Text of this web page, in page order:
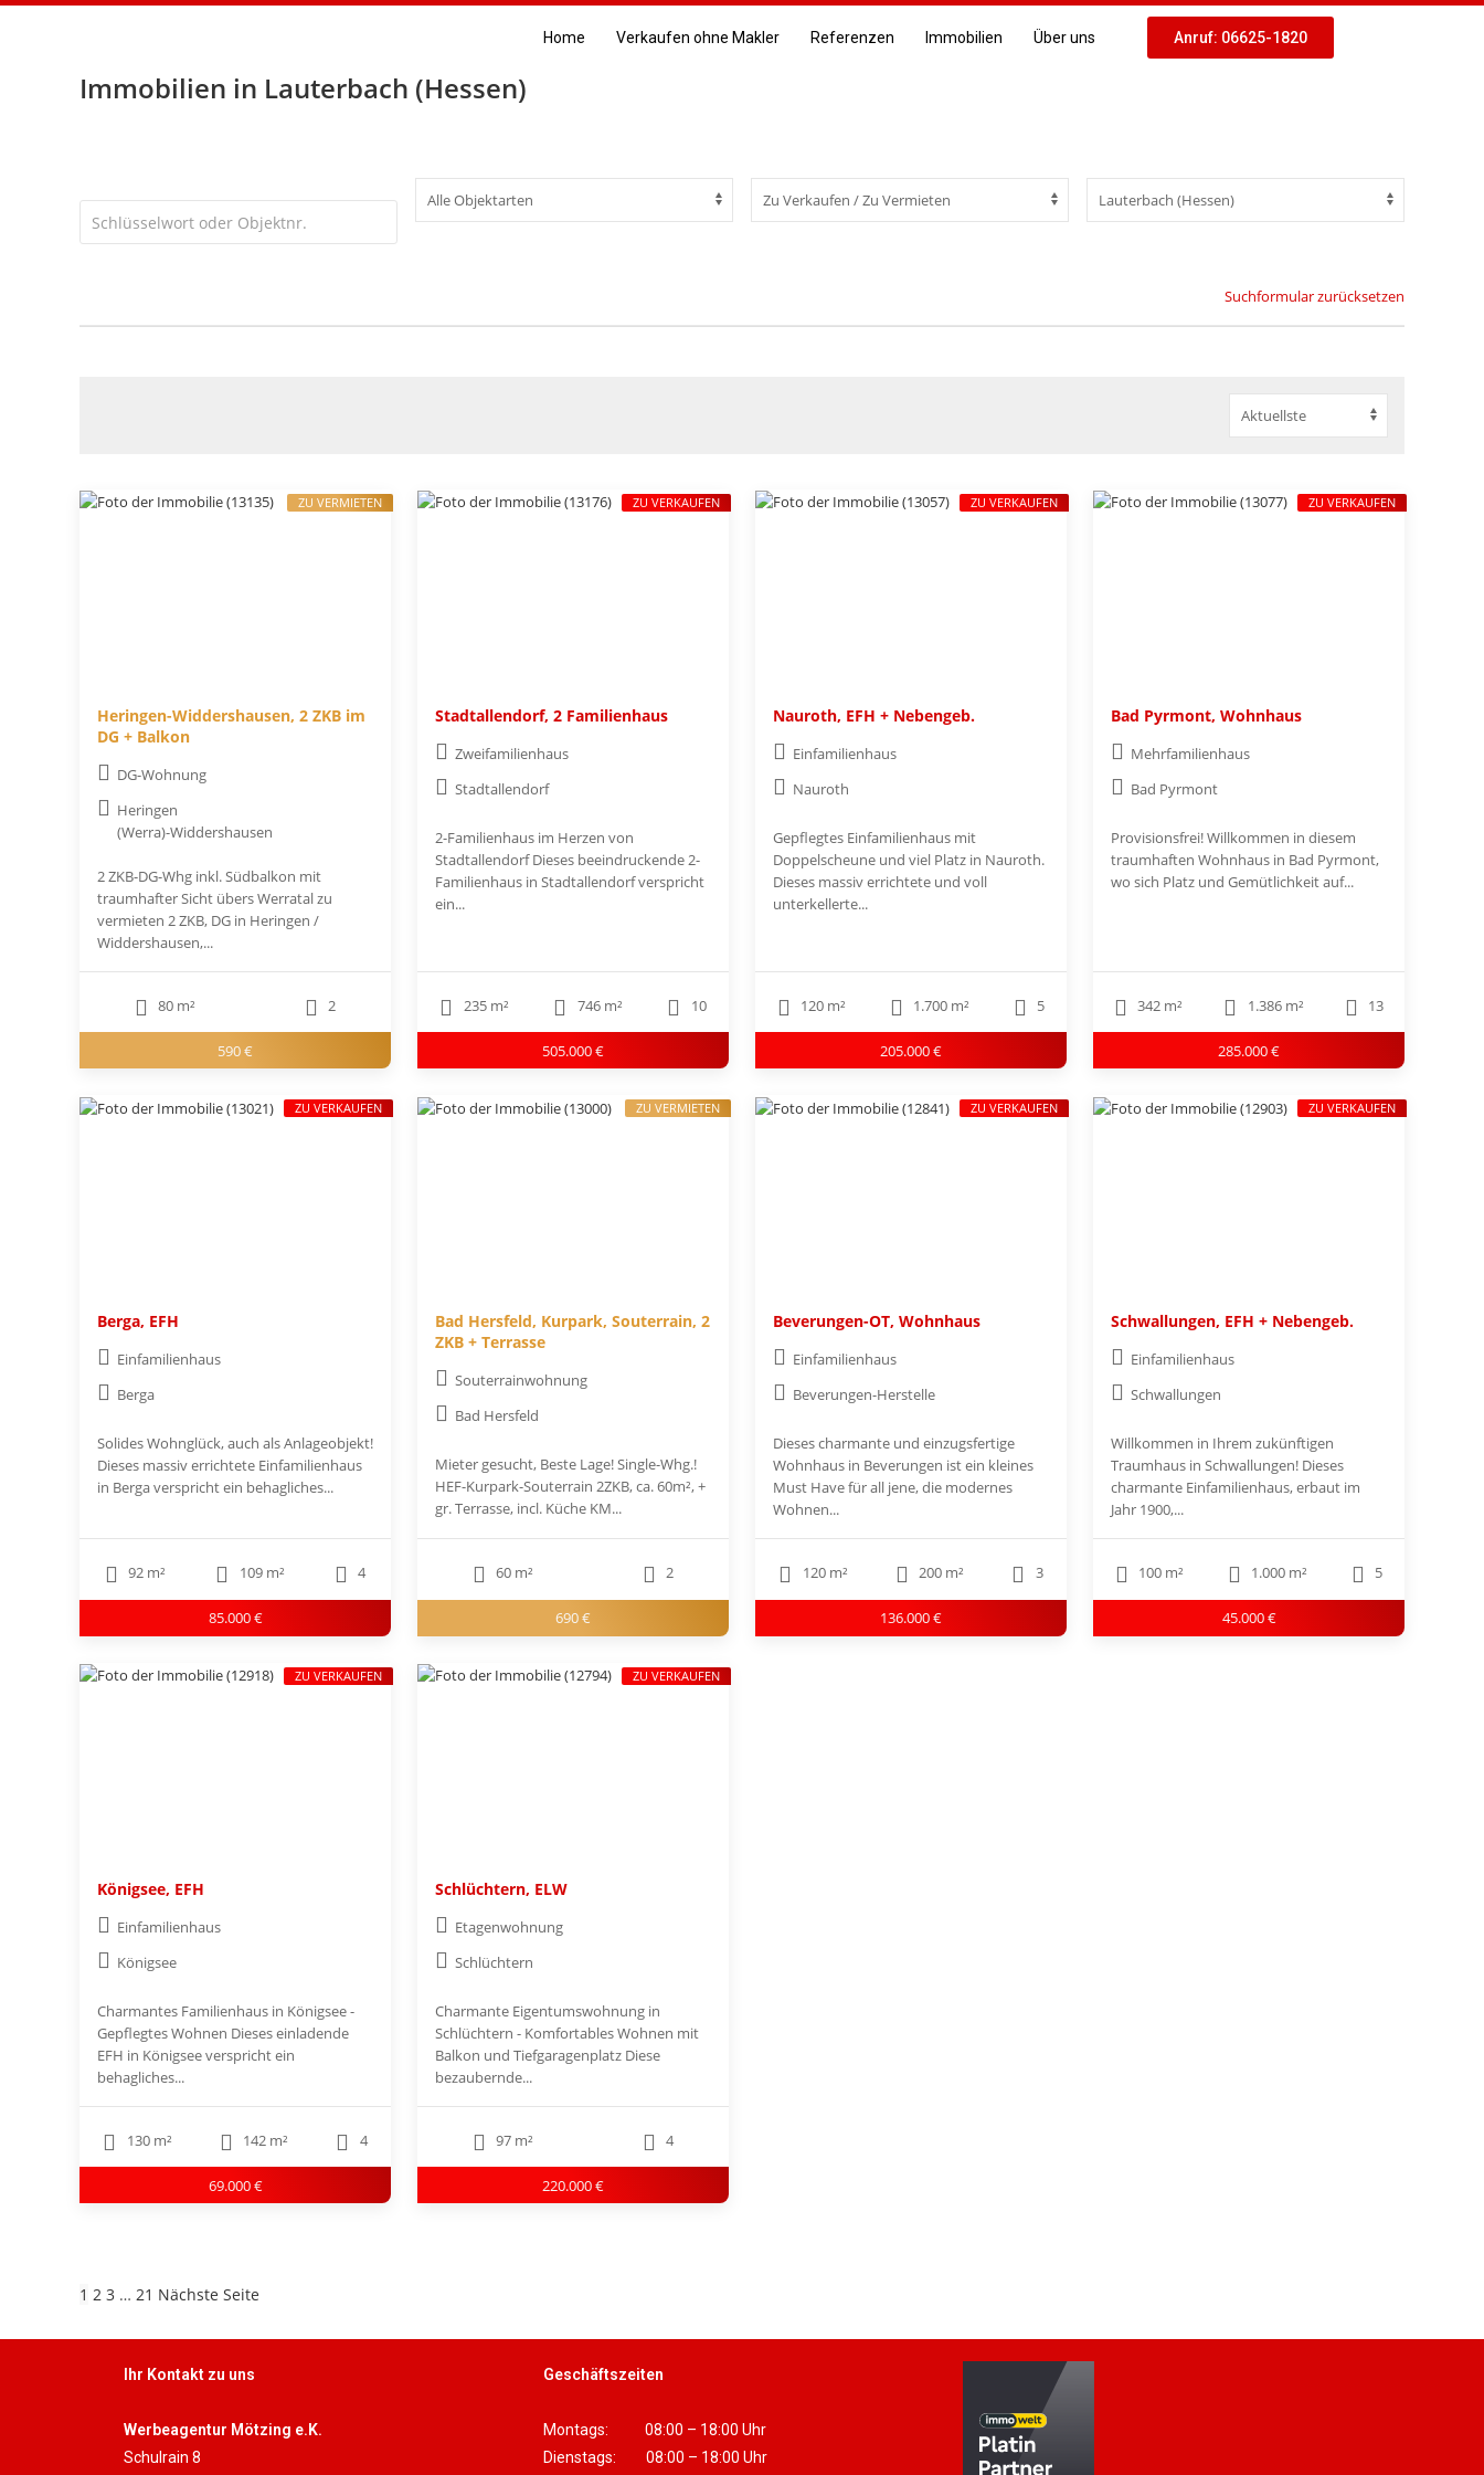
Home Verkaufen ohne Makler Referenzen Immobilien Über uns Anruf: 06625-1820
Immobilien in Lauterbach (Hessen)
Suchformular zurücksetzen
Heringen-Widdershausen, 2 ZKB im
DG + Balkon
DG-Wohnung
Heringen
(Werra)-Widdershausen
2 ZKB-DG-Whg inkl. Südbalkon mit
traumhafter Sicht übers Werratal zu
vermieten 2 ZKB, DG in Heringen /
Widdershausen,...
80 m² 2
590 €
ZU VERMIETEN
Stadtallendorf, 2 Familienhaus
Zweifamilienhaus
Stadtallendorf
2-Familienhaus im Herzen von
Stadtallendorf Dieses beeindruckende 2-
Familienhaus in Stadtallendorf verspricht
ein...
235 m² 746 m² 10
505.000 €
ZU VERKAUFEN
Nauroth, EFH + Nebengeb.
Einfamilienhaus
Nauroth
Gepflegtes Einfamilienhaus mit
Doppelscheune und viel Platz in Nauroth.
Dieses massiv errichtete und voll
unterkellerte...
120 m² 1.700 m² 5
205.000 €
ZU VERKAUFEN
Bad Pyrmont, Wohnhaus
Mehrfamilienhaus
Bad Pyrmont
Provisionsfrei! Willkommen in diesem
traumhaften Wohnhaus in Bad Pyrmont,
wo sich Platz und Gemütlichkeit auf...
342 m² 1.386 m² 13
285.000 €
ZU VERKAUFEN
Berga, EFH
Einfamilienhaus
Berga
Solides Wohnglück, auch als Anlageobjekt!
Dieses massiv errichtete Einfamilienhaus
in Berga verspricht ein behagliches...
92 m² 109 m² 4
85.000 €
ZU VERKAUFEN
Bad Hersfeld, Kurpark, Souterrain, 2
ZKB + Terrasse
Souterrainwohnung
Bad Hersfeld
Mieter gesucht, Beste Lage! Single-Whg.!
HEF-Kurpark-Souterrain 2ZKB, ca. 60m², +
gr. Terrasse, incl. Küche KM...
60 m² 2
690 €
ZU VERMIETEN
Beverungen-OT, Wohnhaus
Einfamilienhaus
Beverungen-Herstelle
Dieses charmante und einzugsfertige
Wohnhaus in Beverungen ist ein kleines
Must Have für all jene, die modernes
Wohnen...
120 m² 200 m² 3
136.000 €
ZU VERKAUFEN
Schwallungen, EFH + Nebengeb.
Einfamilienhaus
Schwallungen
Willkommen in Ihrem zukünftigen
Traumhaus in Schwallungen! Dieses
charmante Einfamilienhaus, erbaut im
Jahr 1900,...
100 m² 1.000 m² 5
45.000 €
ZU VERKAUFEN
Königsee, EFH
Einfamilienhaus
Königsee
Charmantes Familienhaus in Königsee -
Gepflegtes Wohnen Dieses einladende
EFH in Königsee verspricht ein
behagliches...
130 m² 142 m² 4
69.000 €
ZU VERKAUFEN
Schlüchtern, ELW
Etagenwohnung
Schlüchtern
Charmante Eigentumswohnung in
Schlüchtern - Komfortables Wohnen mit
Balkon und Tiefgaragenplatz Diese
bezaubernde...
97 m² 4
220.000 €
ZU VERKAUFEN
1 2 3 … 21 Nächste Seite
Ihr Kontakt zu uns
Werbeagentur Mötzing e.K.
Schulrain 8
Geschäftszeiten
Montags: 08:00 – 18:00 Uhr
Dienstags: 08:00 – 18:00 Uhr